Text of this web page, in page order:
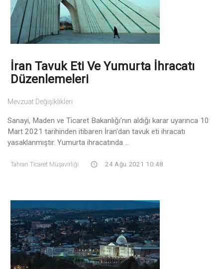
İran Tavuk Eti Ve Yumurta İhracatı
Düzenlemeleri
Mevzuat Değişiklikleri
Sanayi, Maden ve Ticaret Bakanlığı’nın aldığı karar uyarınca 10
Mart 2021 tarihinden itibaren İran'dan tavuk eti ihracatı
yasaklanmıştır. Yumurta ihracatında ...
Tahran Ticaret Müşavirliği 24 Ağu 2021 10:48